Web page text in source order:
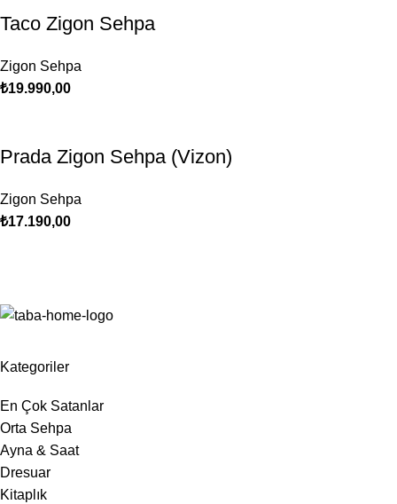
Taco Zigon Sehpa
Zigon Sehpa
₺19.990,00
Prada Zigon Sehpa (Vizon)
Zigon Sehpa
₺17.190,00
Kategoriler
En Çok Satanlar
Orta Sehpa
Ayna & Saat
Dresuar
Kitaplık